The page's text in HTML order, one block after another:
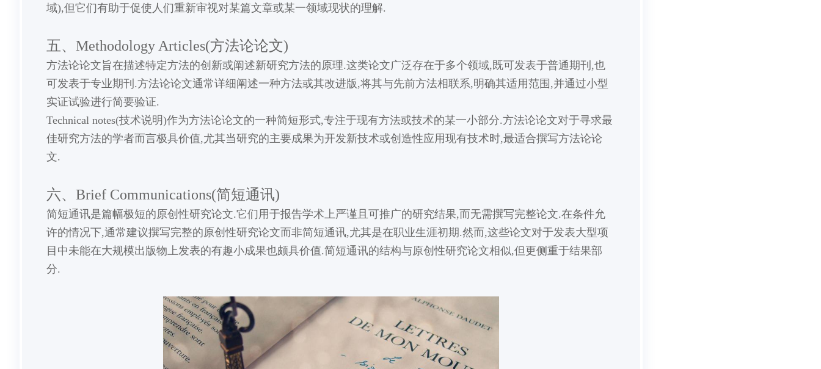
域),但它们有助于促使人们重新审视对某篇文章或某一领域现状的理解.
五、Methodology Articles(方法论论文)
方法论论文旨在描述特定方法的创新或阐述新研究方法的原理.这类论文广泛存在于多个领域,既可发表于普通期刊,也
可发表于专业期刊.方法论论文通常详细阐述一种方法或其改进版,将其与先前方法相联系,明确其适用范围,并通过小型
实证试验进行简要验证.
Technical notes(技术说明)作为方法论论文的一种简短形式,专注于现有方法或技术的某一小部分.方法论论文对于寻求最
佳研究方法的学者而言极具价值,尤其当研究的主要成果为开发新技术或创造性应用现有技术时,最适合撰写方法论论
文.
六、Brief Communications(简短通讯)
简短通讯是篇幅极短的原创性研究论文.它们用于报告学术上严谨且可推广的研究结果,而无需撰写完整论文.在条件允
许的情况下,通常建议撰写完整的原创性研究论文而非简短通讯,尤其是在职业生涯初期.然而,这些论文对于发表大型项
目中未能在大规模出版物上发表的有趣小成果也颇具价值.简短通讯的结构与原创性研究论文相似,但更侧重于结果部
分.